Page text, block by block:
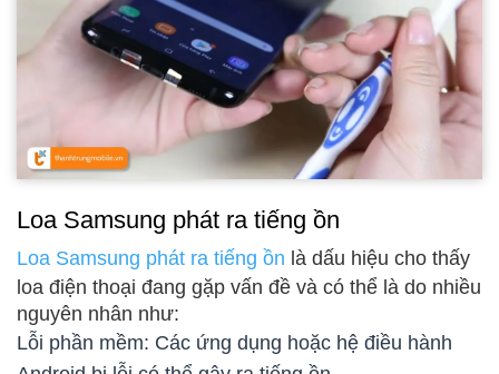
Loa Samsung phát ra tiếng ồn
Loa Samsung phát ra tiếng ồn là dấu hiệu cho thấy
loa điện thoại đang gặp vấn đề và có thể là do nhiều
nguyên nhân như:
Lỗi phần mềm: Các ứng dụng hoặc hệ điều hành